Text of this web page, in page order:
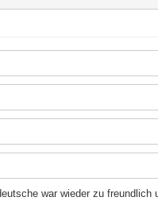
war wieder zu freundlich